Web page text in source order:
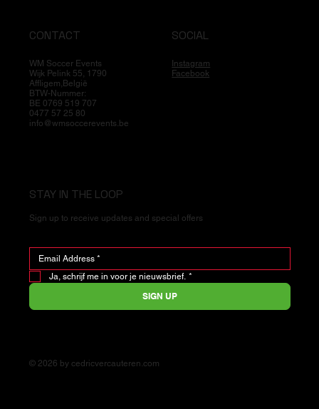
CONTACT
WM Soccer Events
Wijk Pelink 55, 1790
Affligem,België
BTW-Nummer:
BE 0769 519 707
0477 57 25 80
info@wmsoccerevents.be
SOCIAL
Instagram
Facebook
STAY IN THE LOOP
Sign up to receive updates and special offers
Ja, schrijf me in voor je nieuwsbrief. *
SIGN UP
© 2026 by cedricvercauteren.com